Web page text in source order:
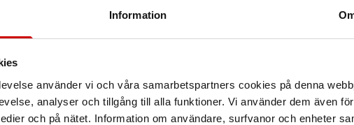
Information
använder vi och våra samarbetspartners cookies på denna
analyser och tillgång till alla funktioner. Vi använder dem även
och på nätet. Information om användare, surfvanor och enheter